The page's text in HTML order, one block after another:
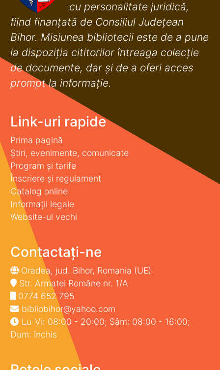
cu personalitate juridică,
fiind finanţată de Consiliul Judeţean
Bihor. Misiunea bibliotecii este de a pune
la dispoziţia cititorilor întreaga colecţie
de documente, dar şi de a oferi acces
prompt la informaţie.
Link-uri rapide
Prima pagină
Știri, evenimente, comunicate
Program și tarife
Înscriere și regulament
Catalog online
Informații legale
Website-ul vechi
Contactați-ne
Oradea, jud. Bihor, Romania (UE)
Str. Armatei Române nr. 1/A
0774 652 795
bibliobihor@yahoo.com
Lu-Vi: 08:00 - 20:00; Sâm: 08:00 - 16:00;
Dum: închis